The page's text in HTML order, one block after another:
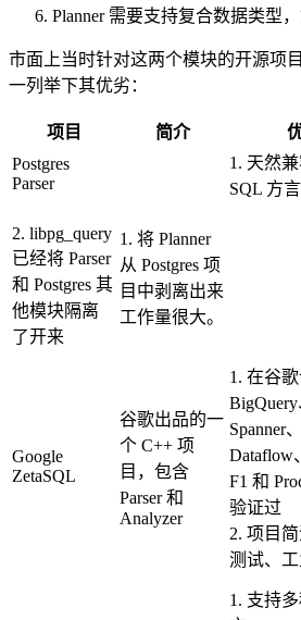
Planner 需要支持复合数据类型
市面上当时针对这两个模块的开源项
一列举下其优劣：
项目 简介
Postgres
Parser
1. 天然兼
SQL 方言
2. libpg_query
已经将 Parser
和 Postgres 其
他模块隔离
了开来
1. 将 Planner
从 Postgres 项
目中剥离出来
工作量很大。
Google
ZetaSQL
谷歌出品的一
个 C++ 项
目，包含
Parser 和
Analyzer
1. 在谷
BigQuery
Spanner、
Dataflow
F1 和
验证过
2. 项目
测试、工
1. 支持